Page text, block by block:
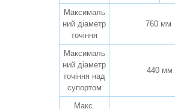
Максималь
ний діаметр
точіння
760 мм
Максималь
ний діаметр
точіння над
супортом
440 мм
Макс.